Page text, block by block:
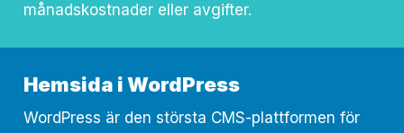
månadskostnader eller avgifter.
Hemsida i WordPress
WordPress är den största CMS-plattformen för